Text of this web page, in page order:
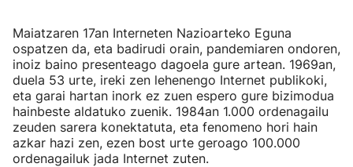
Maiatzaren 17an Interneten Nazioarteko Eguna
ospatzen da, eta badirudi orain, pandemiaren ondoren,
inoiz baino presenteago dagoela gure artean. 1969an,
duela 53 urte, ireki zen lehenengo Internet publikoki,
eta garai hartan inork ez zuen espero gure bizimodua
hainbeste aldatuko zuenik. 1984an 1.000 ordenagailu
zeuden sarera konektatuta, eta fenomeno hori hain
azkar hazi zen, ezen bost urte geroago 100.000
ordenagailuk jada Internet zuten.